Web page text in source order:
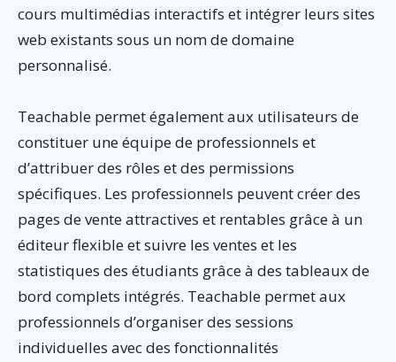
cours multimédias interactifs et intégrer leurs sites
web existants sous un nom de domaine
personnalisé.
Teachable permet également aux utilisateurs de
constituer une équipe de professionnels et
d’attribuer des rôles et des permissions
spécifiques. Les professionnels peuvent créer des
pages de vente attractives et rentables grâce à un
éditeur flexible et suivre les ventes et les
statistiques des étudiants grâce à des tableaux de
bord complets intégrés. Teachable permet aux
professionnels d’organiser des sessions
individuelles avec des fonctionnalités